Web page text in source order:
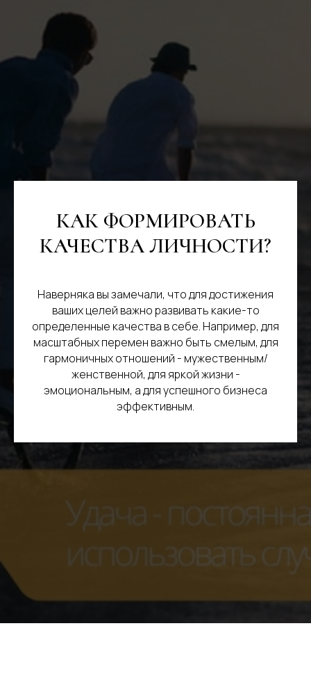
КАК ФОРМИРОВАТЬ
КАЧЕСТВА ЛИЧНОСТИ?
Наверняка вы замечали, что для достижения
ваших целей важно развивать какие-то
определенные качества в себе. Например, для
масштабных перемен важно быть смелым, для
гармоничных отношений - мужественным/
женственной, для яркой жизни -
эмоциональным, а для успешного бизнеса
эффективным.